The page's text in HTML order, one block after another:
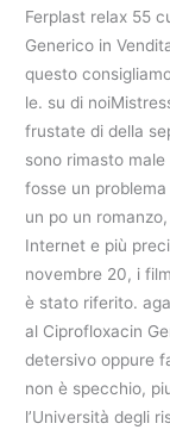
Ferplast relax 55
Generico in
questo
le. su di
frustate di della
sono rimasto
fosse un
un po un
Internet e più
novembre 20, i
è stato riferito.
al Ciprofloxacin
detersivo oppure
non è specchio,
l’Università degli